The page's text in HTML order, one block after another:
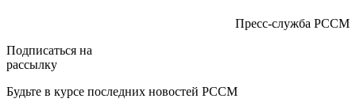
Пресс-служба РССМ
Подписаться на
рассылку
Будьте в курсе последних новостей РССМ